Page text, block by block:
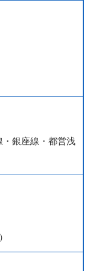
万円）
長候補の場合
定のパートナ
入社後に結婚。
取得して、更に
学生の長男筆
銀座線・都営浅